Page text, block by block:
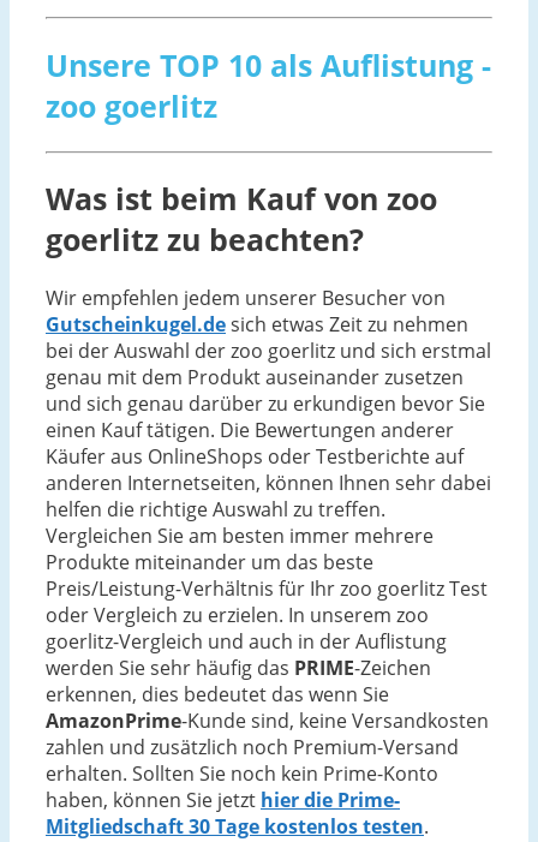
Unsere TOP 10 als Auflistung -
zoo goerlitz
Was ist beim Kauf von zoo
goerlitz zu beachten?
Wir empfehlen jedem unserer Besucher von
Gutscheinkugel.desich etwas Zeit zu nehmen
bei der Auswahl der zoo goerlitz und sich erstmal
genau mit dem Produkt auseinander zusetzen
und sich genau darüber zu erkundigen bevor Sie
einen Kauf tätigen. Die Bewertungen anderer
Käufer aus OnlineShops oder Testberichte auf
anderen Internetseiten, können Ihnen sehr dabei
helfen die richtige Auswahl zu treffen.
Vergleichen Sie am besten immer mehrere
Produkte miteinander um das beste
Preis/Leistung-Verhältnis für Ihr zoo goerlitz Test
oder Vergleich zu erzielen. In unserem zoo
goerlitz-Vergleich und auch in der Auflistung
werden Sie sehr häufig das PRIME-Zeichen
erkennen, dies bedeutet das wenn Sie
AmazonPrime-Kunde sind, keine Versandkosten
zahlen und zusätzlich noch Premium-Versand
erhalten. Sollten Sie noch kein Prime-Konto
haben, können Sie jetzt hier die Prime-
Mitgliedschaft 30 Tage kostenlos testen.